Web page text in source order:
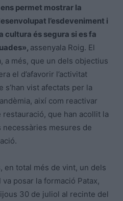
permet mostrar la
l’esdeveniment i
cultura és segura si es fa
assenyala Roig. El
a més, que un dels objectius
el d’afavorir l’activitat
vist afectats per la
així com reactivar
restauració, que han acollit la
mesures de
en total més de vint, un dels
posar la formació Patax,
30 de juliol al recinte del